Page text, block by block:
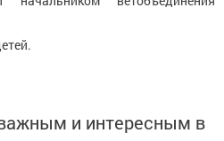
и интересным в